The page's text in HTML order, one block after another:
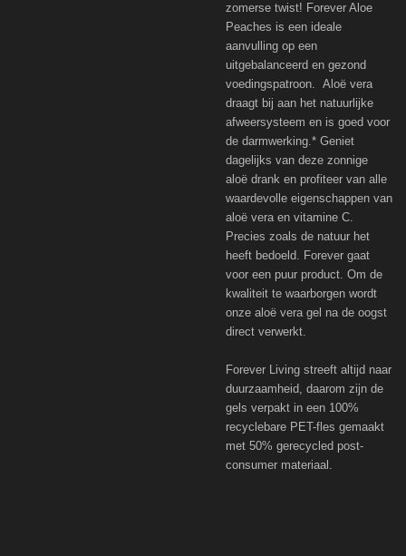
zomerse twist! Forever Aloe
Peaches is een ideale
aanvulling op een
uitgebalanceerd en gezond
voedingspatroon. Aloë vera
draagt bij aan het natuurlijke
afweersysteem en is goed voor
de darmwerking.* Geniet
dagelijks van deze zonnige
aloë drank en profiteer van alle
waardevolle eigenschappen van
aloë vera en vitamine C.
Precies zoals de natuur het
heeft bedoeld. Forever gaat
voor een puur product. Om de
kwaliteit te waarborgen wordt
onze aloë vera gel na de oogst
direct verwerkt.
Forever Living streeft altijd naar
duurzaamheid, daarom zijn de
gels verpakt in een 100%
recyclebare PET-fles gemaakt
met 50% gerecycled post-
consumer materiaal.